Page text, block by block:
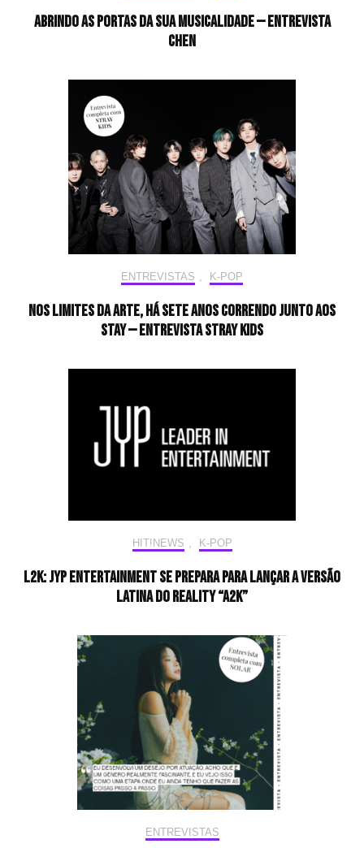
Abrindo as portas da sua musicalidade — Entrevista
CHEN
ENTREVISTAS , K-POP
Nos limites da arte, há sete anos correndo junto aos
STAY — Entrevista Stray Kids
HIT!NEWS K-POP
L2K: JYP Entertainment se prepara para lançar a versão
latina do reality “A2K”
ENTREVISTAS